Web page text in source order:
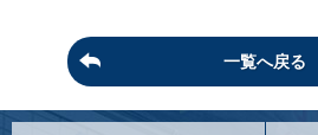
一覧へ戻る